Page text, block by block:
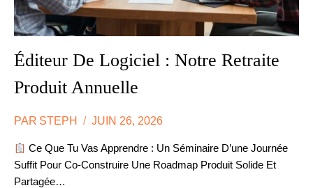
Éditeur De Logiciel : Notre Retraite
Produit Annuelle
PAR STEPH JUIN 26, 2026
Ce Que Tu Vas Apprendre : Un Séminaire D’une Journée
Suffit Pour Co-Construire Une Roadmap Produit Solide Et
Partagée…